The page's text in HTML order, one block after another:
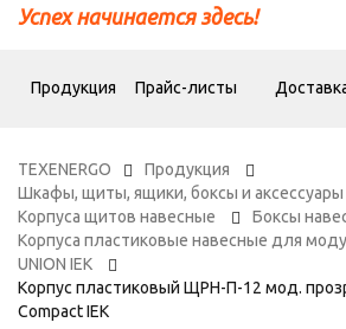
Успех начинается здесь!
Продукция Прайс-листы
TEXENERGO
Продукция
Шкафы, щиты, ящики, боксы и аксессуары
Корпуса щитов навесные
Боксы
Корпуса пластиковые навесные для
UNION IEK
Корпус пластиковый ЩРН-П-12 мод.
Compact IEK